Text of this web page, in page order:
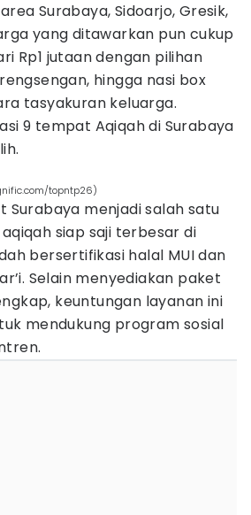
Surabaya, Sidoarjo, Gresik,
yang ditawarkan pun cukup
Rp1 jutaan dengan pilihan
hingga nasi box
tasyakuran keluarga.
9 tempat Aqiqah di Surabaya
topntp26)
Surabaya menjadi salah satu
siap saji terbesar di
bersertifikasi halal MUI dan
Selain menyediakan paket
keuntungan layanan ini
mendukung program sosial